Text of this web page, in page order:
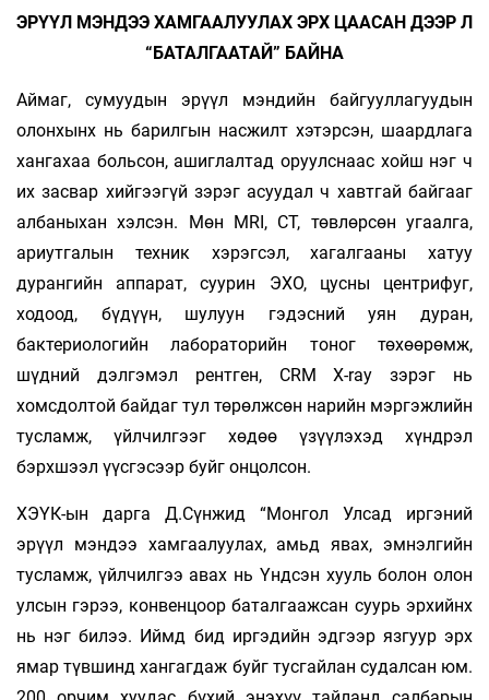
ЭРҮҮЛ МЭНДЭЭ ХАМГААЛУУЛАХ ЭРХ ЦААСАН ДЭЭР Л
“БАТАЛГААТАЙ” БАЙНА
Аймаг, сумуудын эрүүл мэндийн байгууллагуудын
олонхынх нь барилгын насжилт хэтэрсэн, шаардлага
хангахаа больсон, ашиглалтад оруулснаас хойш нэг ч
их засвар хийгээгүй зэрэг асуудал ч хавтгай байгааг
албаныхан хэлсэн. Мөн MRI, CT, төвлөрсөн угаалга,
ариутгалын техник хэрэгсэл, хагалгааны хатуу
дурангийн аппарат, суурин ЭХО, цусны центрифуг,
ходоод, бүдүүн, шулуун гэдэсний уян дуран,
бактериологийн лабораторийн тоног төхөөрөмж,
шүдний дэлгэмэл рентген, CRM X-ray зэрэг нь
хомсдолтой байдаг тул төрөлжсөн нарийн мэргэжлийн
тусламж, үйлчилгээг хөдөө үзүүлэхэд хүндрэл
бэрхшээл үүсгэсээр буйг онцолсон.
ХЭҮК-ын дарга Д.Сүнжид “Монгол Улсад иргэний
эрүүл мэндээ хамгаалуулах, амьд явах, эмнэлгийн
тусламж, үйлчилгээ авах нь Үндсэн хууль болон олон
улсын гэрээ, конвенцоор баталгаажсан суурь эрхийнх
нь нэг билээ. Иймд бид иргэдийн эдгээр язгуур эрх
ямар түвшинд хангагдаж буйг тусгайлан судалсан юм.